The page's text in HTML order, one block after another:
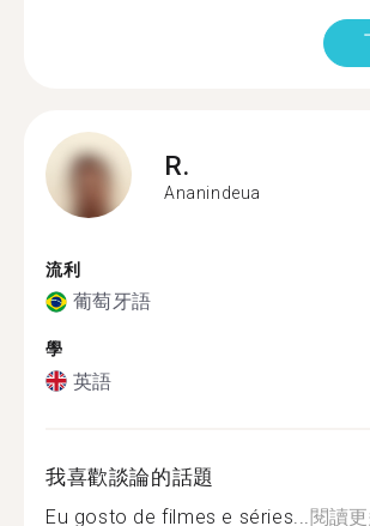
R.
Ananindeua
流利
葡萄牙語
學
英語
我喜歡談論的話題
Eu gosto de filmes e séries... 閱讀更